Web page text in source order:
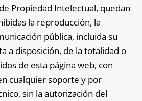
Propiedad Intelectual, quedan
la reproducción, la
pública, incluida su
a disposición, de la totalidad o
de esta página web, con
cualquier soporte y por
sin la autorización del